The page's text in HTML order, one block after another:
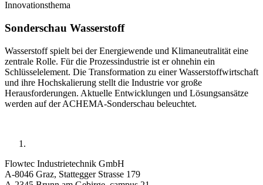
Innovationsthema
Sonderschau Wasserstoff
Wasserstoff spielt bei der Energiewende und Klimaneutralität eine
zentrale Rolle. Für die Prozessindustrie ist er ohnehin ein
Schlüsselelement. Die Transformation zu einer Wasserstoffwirtschaft
und ihre Hochskalierung stellt die Industrie vor große
Herausforderungen. Aktuelle Entwicklungen und Lösungsansätze
werden auf der ACHEMA-Sonderschau beleuchtet.
Flowtec Industrietechnik GmbH
A-8046 Graz, Stattegger Strasse 179